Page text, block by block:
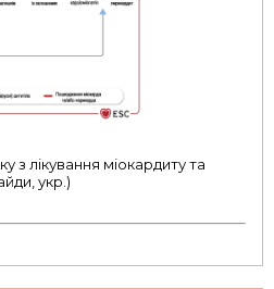
з лікування міокардиту та
укр.)